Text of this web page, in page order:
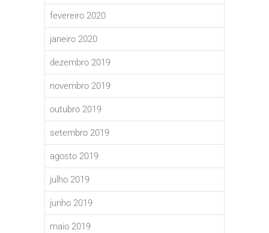
fevereiro 2020
janeiro 2020
dezembro 2019
novembro 2019
outubro 2019
setembro 2019
agosto 2019
julho 2019
junho 2019
maio 2019